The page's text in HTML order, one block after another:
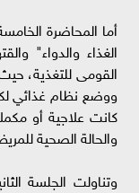
أما المحاضرة
الغذاء والدواء"
القومى للتغذية،
ووضع نظام غذائي
كانت علاجية أو
والحالة الصحية
وتناولت الجلسة